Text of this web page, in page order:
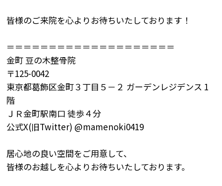
皆様のご来院を心よりお待ちいたしております！
＝＝＝＝＝＝＝＝＝＝＝＝＝＝＝＝＝＝＝＝
金町 豆の木整骨院
〒125-0042
東京都葛飾区金町３丁目５－２ ガーデンレジデンス 1
階
ＪＲ金町駅南口 徒歩４分
公式X(旧Twitter) @mamenoki0419
居心地の良い空間をご用意して、
皆様のお越しを心よりお待ちいたしております。